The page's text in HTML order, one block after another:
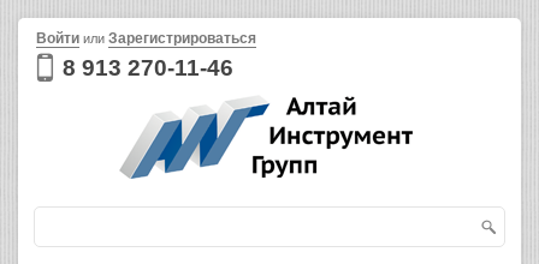
8 913 270-11-46
Войти или Зарегистрироваться